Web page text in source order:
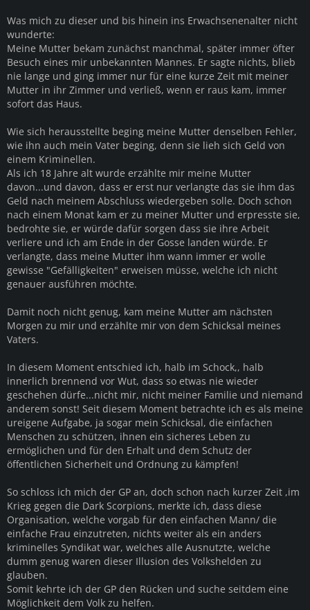
Was mich zu dieser und bis hinein ins Erwachsenenalter nicht
wunderte:
Meine Mutter bekam zunächst manchmal, später immer öfter
Besuch eines mir unbekannten Mannes. Er sagte nichts, blieb
nie lange und ging immer nur für eine kurze Zeit mit meiner
Mutter in ihr Zimmer und verließ, wenn er raus kam, immer
sofort das Haus.
Wie sich herausstellte beging meine Mutter denselben Fehler,
wie ihn auch mein Vater beging, denn sie lieh sich Geld von
einem Kriminellen.
Als ich 18 Jahre alt wurde erzählte mir meine Mutter
davon...und davon, dass er erst nur verlangte das sie ihm das
Geld nach meinem Abschluss wiedergeben solle. Doch schon
nach einem Monat kam er zu meiner Mutter und erpresste sie,
bedrohte sie, er würde dafür sorgen dass sie ihre Arbeit
verliere und ich am Ende in der Gosse landen würde. Er
verlangte, dass meine Mutter ihm wann immer er wolle
gewisse "Gefälligkeiten" erweisen müsse, welche ich nicht
genauer ausführen möchte.
Damit noch nicht genug, kam meine Mutter am nächsten
Morgen zu mir und erzählte mir von dem Schicksal meines
Vaters.
In diesem Moment entschied ich, halb im Schock,, halb
innerlich brennend vor Wut, dass so etwas nie wieder
geschehen dürfe...nicht mir, nicht meiner Familie und niemand
anderem sonst! Seit diesem Moment betrachte ich es als meine
ureigene Aufgabe, ja sogar mein Schicksal, die einfachen
Menschen zu schützen, ihnen ein sicheres Leben zu
ermöglichen und für den Erhalt und dem Schutz der
öffentlichen Sicherheit und Ordnung zu kämpfen!
So schloss ich mich der GP an, doch schon nach kurzer Zeit ,im
Krieg gegen die Dark Scorpions, merkte ich, dass diese
Organisation, welche vorgab für den einfachen Mann/ die
einfache Frau einzutreten, nichts weiter als ein anders
kriminelles Syndikat war, welches alle Ausnutzte, welche
dumm genug waren dieser Illusion des Volkshelden zu
glauben.
Somit kehrte ich der GP den Rücken und suche seitdem eine
Möglichkeit dem Volk zu helfen.